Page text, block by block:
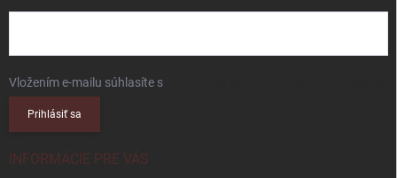
Vložením e-mailu súhlasíte s
Prihlásiť sa
INFORMÁCIE PRE VÁS